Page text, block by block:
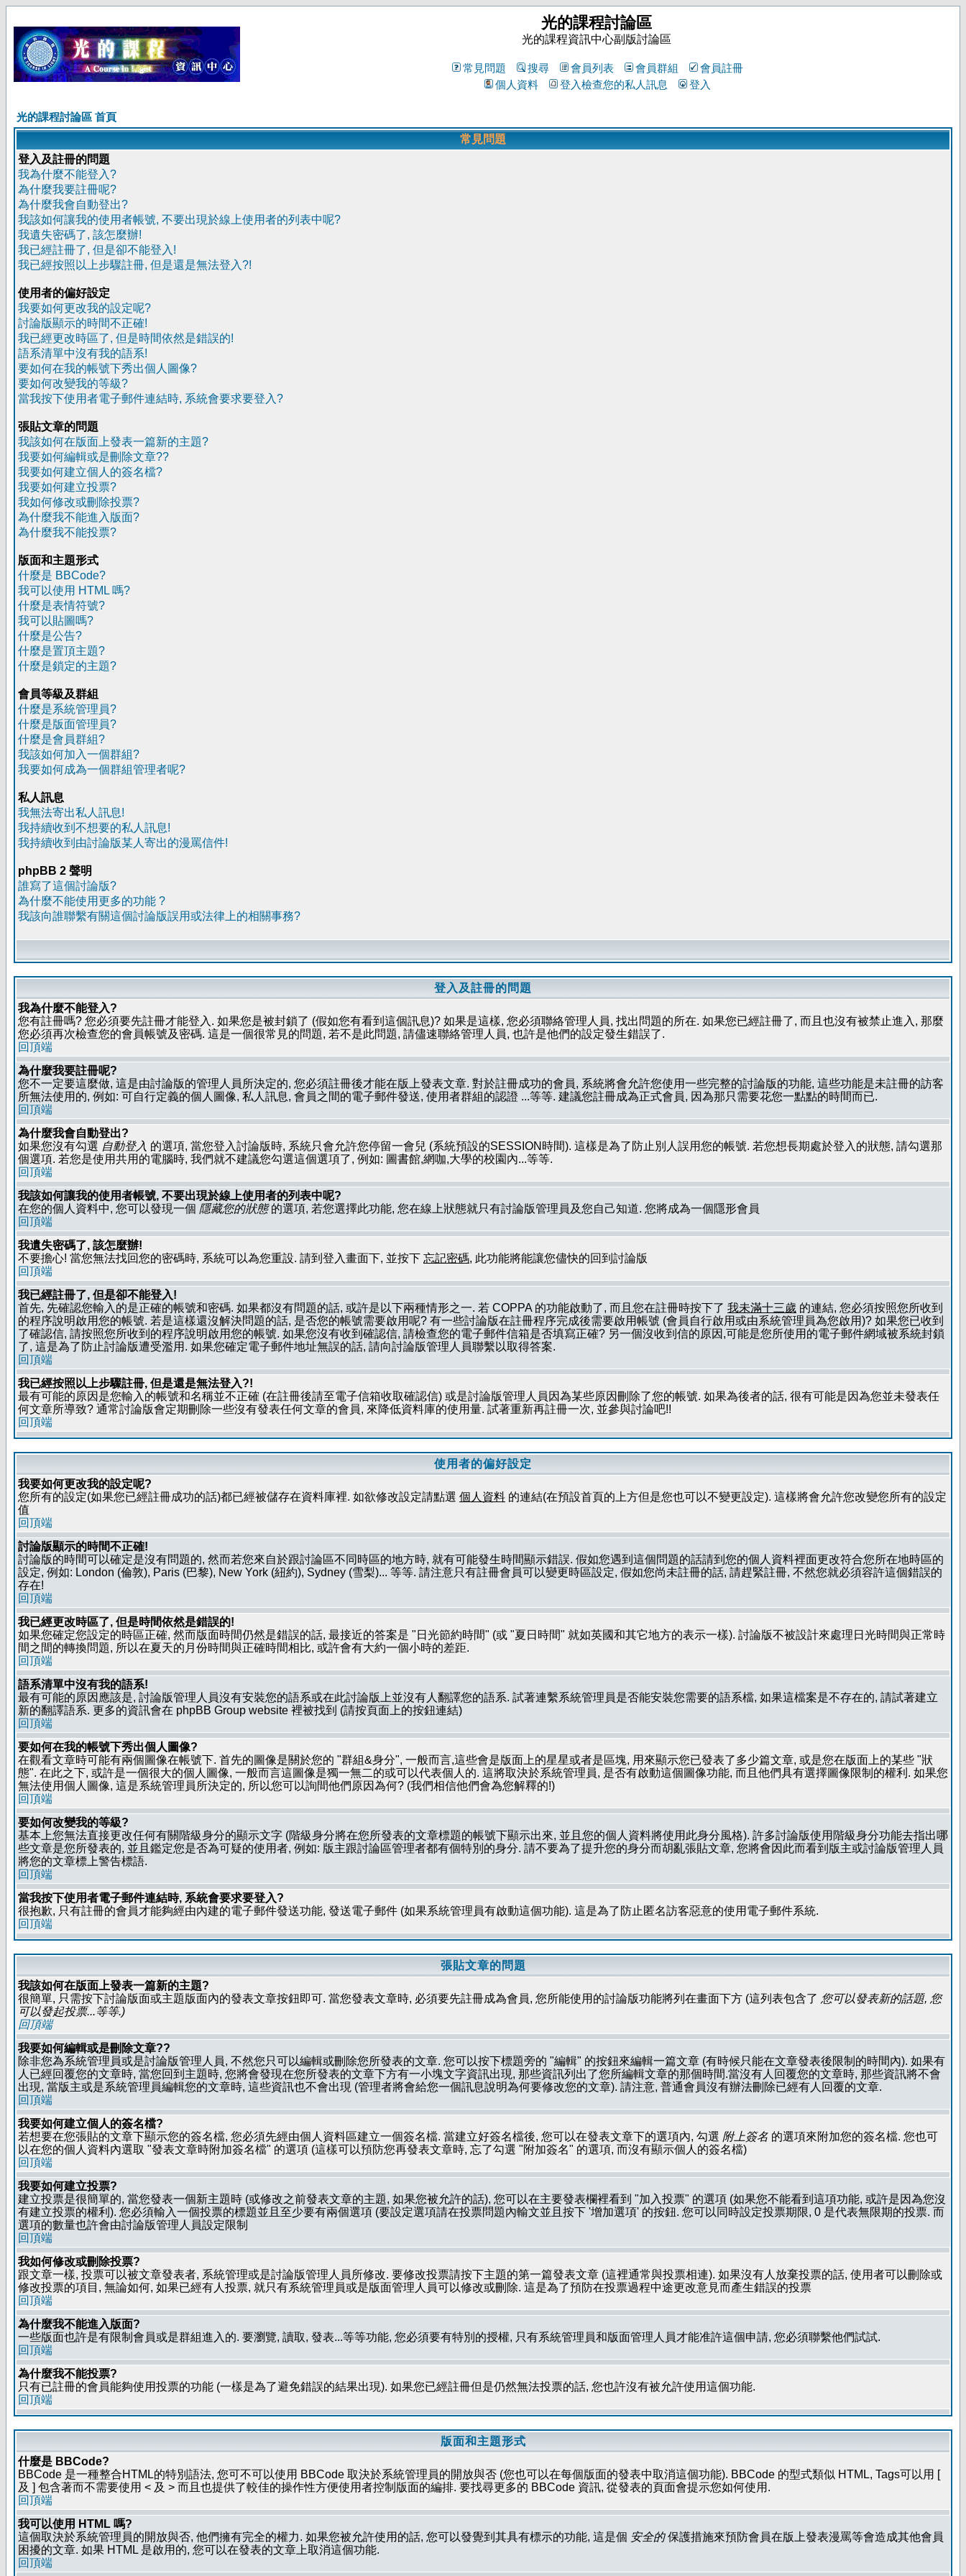
光的課程討論區
光的課程資訊中心副版討論區
常見問題 搜尋 會員列表 會員群組
會員註冊
個人資料
登入檢查您的私人訊息 登入
光的課程討論區 首頁
常見問題
登入及註冊的問題
我為什麼不能登入?
為什麼我要註冊呢?
為什麼我會自動登出?
我該如何讓我的使用者帳號, 不要出現於線上使用者的列表中呢?
我遺失密碼了, 該怎麼辦!
我已經註冊了, 但是卻不能登入!
我已經按照以上步驟註冊, 但是還是無法登入?!
使用者的偏好設定
我要如何更改我的設定呢?
討論版顯示的時間不正確!
我已經更改時區了, 但是時間依然是錯誤的!
語系清單中沒有我的語系!
要如何在我的帳號下秀出個人圖像?
要如何改變我的等級?
當我按下使用者電子郵件連結時, 系統會要求要登入?
張貼文章的問題
我該如何在版面上發表一篇新的主題?
我要如何編輯或是刪除文章??
我要如何建立個人的簽名檔?
我要如何建立投票?
我如何修改或刪除投票?
為什麼我不能進入版面?
為什麼我不能投票?
版面和主題形式
什麼是 BBCode?
我可以使用 HTML 嗎?
什麼是表情符號?
我可以貼圖嗎?
什麼是公告?
什麼是置頂主題?
什麼是鎖定的主題?
會員等級及群組
什麼是系統管理員?
什麼是版面管理員?
什麼是會員群組?
我該如何加入一個群組?
我要如何成為一個群組管理者呢?
私人訊息
我無法寄出私人訊息!
我持續收到不想要的私人訊息!
我持續收到由討論版某人寄出的漫罵信件!
phpBB 2 聲明
誰寫了這個討論版?
為什麼不能使用更多的功能 ?
我該向誰聯繫有關這個討論版誤用或法律上的相關事務?
登入及註冊的問題
我為什麼不能登入?
您有註冊嗎? 您必須要先註冊才能登入. 如果您是被封鎖了 (假如您有看到這個訊息)? 如果是這樣, 您必須聯絡管理人員, 找出問題的所在. 如果您已經註冊了, 而且也沒有被禁止進入, 那麼
您必須再次檢查您的會員帳號及密碼. 這是一個很常見的問題, 若不是此問題, 請儘速聯絡管理人員, 也許是他們的設定發生錯誤了.
回頂端
為什麼我要註冊呢?
您不一定要這麼做, 這是由討論版的管理人員所決定的, 您必須註冊後才能在版上發表文章. 對於註冊成功的會員, 系統將會允許您使用一些完整的討論版的功能, 這些功能是未註冊的訪客
所無法使用的, 例如: 可自行定義的個人圖像, 私人訊息, 會員之間的電子郵件發送, 使用者群組的認證 ...等等. 建議您註冊成為正式會員, 因為那只需要花您一點點的時間而已.
回頂端
為什麼我會自動登出?
如果您沒有勾選 自動登入 的選項, 當您登入討論版時, 系統只會允許您停留一會兒 (系統預設的SESSION時間). 這樣是為了防止別人誤用您的帳號. 若您想長期處於登入的狀態, 請勾選那
個選項. 若您是使用共用的電腦時, 我們就不建議您勾選這個選項了, 例如: 圖書館,網咖,大學的校園內...等等.
回頂端
我該如何讓我的使用者帳號, 不要出現於線上使用者的列表中呢?
在您的個人資料中, 您可以發現一個 隱藏您的狀態的選項, 若您選擇此功能, 您在線上狀態就只有討論版管理員及您自己知道. 您將成為一個隱形會員
回頂端
我遺失密碼了, 該怎麼辦!
不要擔心! 當您無法找回您的密碼時, 系統可以為您重設. 請到登入畫面下, 並按下 忘記密碼, 此功能將能讓您儘快的回到討論版
回頂端
我已經註冊了, 但是卻不能登入!
首先, 先確認您輸入的是正確的帳號和密碼. 如果都沒有問題的話, 或許是以下兩種情形之一. 若 COPPA 的功能啟動了, 而且您在註冊時按下了 我未滿十三歲 的連結, 您必須按照您所收到
的程序說明啟用您的帳號. 若是這樣還沒解決問題的話, 是否您的帳號需要啟用呢? 有一些討論版在註冊程序完成後需要啟用帳號 (會員自行啟用或由系統管理員為您啟用)? 如果您已收到
了確認信, 請按照您所收到的程序說明啟用您的帳號. 如果您沒有收到確認信, 請檢查您的電子郵件信箱是否填寫正確? 另一個沒收到信的原因,可能是您所使用的電子郵件網域被系統封鎖
了, 這是為了防止討論版遭受濫用. 如果您確定電子郵件地址無誤的話, 請向討論版管理人員聯繫以取得答案.
回頂端
我已經按照以上步驟註冊, 但是還是無法登入?!
最有可能的原因是您輸入的帳號和名稱並不正確 (在註冊後請至電子信箱收取確認信) 或是討論版管理人員因為某些原因刪除了您的帳號. 如果為後者的話, 很有可能是因為您並未發表任
何文章所導致? 通常討論版會定期刪除一些沒有發表任何文章的會員, 來降低資料庫的使用量. 試著重新再註冊一次, 並參與討論吧!!
回頂端
使用者的偏好設定
我要如何更改我的設定呢?
您所有的設定(如果您已經註冊成功的話)都已經被儲存在資料庫裡. 如欲修改設定請點選 個人資料 的連結(在預設首頁的上方但是您也可以不變更設定). 這樣將會允許您改變您所有的設定
值
回頂端
討論版顯示的時間不正確!
討論版的時間可以確定是沒有問題的, 然而若您來自於跟討論區不同時區的地方時, 就有可能發生時間顯示錯誤. 假如您遇到這個問題的話請到您的個人資料裡面更改符合您所在地時區的
設定, 例如: London (倫敦), Paris (巴黎), New York (紐約), Sydney (雪梨)... 等等. 請注意只有註冊會員可以變更時區設定, 假如您尚未註冊的話, 請趕緊註冊, 不然您就必須容許這個錯誤的
存在!
回頂端
我已經更改時區了, 但是時間依然是錯誤的!
如果您確定您設定的時區正確, 然而版面時間仍然是錯誤的話, 最接近的答案是 "日光節約時間" (或 "夏日時間" 就如英國和其它地方的表示一樣). 討論版不被設計來處理日光時間與正常時
間之間的轉換問題, 所以在夏天的月份時間與正確時間相比, 或許會有大約一個小時的差距.
回頂端
語系清單中沒有我的語系!
最有可能的原因應該是, 討論版管理人員沒有安裝您的語系或在此討論版上並沒有人翻譯您的語系. 試著連繫系統管理員是否能安裝您需要的語系檔, 如果這檔案是不存在的, 請試著建立
新的翻譯語系. 更多的資訊會在 phpBB Group website 裡被找到 (請按頁面上的按鈕連結)
回頂端
要如何在我的帳號下秀出個人圖像?
在觀看文章時可能有兩個圖像在帳號下. 首先的圖像是關於您的 "群組&身分", 一般而言,這些會是版面上的星星或者是區塊, 用來顯示您已發表了多少篇文章, 或是您在版面上的某些 "狀
態". 在此之下, 或許是一個很大的個人圖像, 一般而言這圖像是獨一無二的或可以代表個人的. 這將取決於系統管理員, 是否有啟動這個圖像功能, 而且他們具有選擇圖像限制的權利. 如果您
無法使用個人圖像, 這是系統管理員所決定的, 所以您可以詢間他們原因為何? (我們相信他們會為您解釋的!)
回頂端
要如何改變我的等級?
基本上您無法直接更改任何有關階級身分的顯示文字 (階級身分將在您所發表的文章標題的帳號下顯示出來, 並且您的個人資料將使用此身分風格). 許多討論版使用階級身分功能去指出哪
些文章是您所發表的, 並且鑑定您是否為可疑的使用者, 例如: 版主跟討論區管理者都有個特別的身分. 請不要為了提升您的身分而胡亂張貼文章, 您將會因此而看到版主或討論版管理人員
將您的文章標上警告標語.
回頂端
當我按下使用者電子郵件連結時, 系統會要求要登入?
很抱歉, 只有註冊的會員才能夠經由內建的電子郵件發送功能, 發送電子郵件 (如果系統管理員有啟動這個功能). 這是為了防止匿名訪客惡意的使用電子郵件系統.
回頂端
張貼文章的問題
我該如何在版面上發表一篇新的主題?
很簡單, 只需按下討論版面或主題版面內的發表文章按鈕即可. 當您發表文章時, 必須要先註冊成為會員, 您所能使用的討論版功能將列在畫面下方 (這列表包含了 您可以發表新的話題, 您
可以發起投票...等等.)
回頂端
我要如何編輯或是刪除文章??
除非您為系統管理員或是討論版管理人員, 不然您只可以編輯或刪除您所發表的文章. 您可以按下標題旁的 "編輯" 的按鈕來編輯一篇文章 (有時候只能在文章發表後限制的時間內). 如果有
人已經回覆您的文章時, 當您回到主題時, 您將會發現在您所發表的文章下方有一小塊文字資訊出現, 那些資訊列出了您所編輯文章的那個時間.當沒有人回覆您的文章時, 那些資訊將不會
出現, 當版主或是系統管理員編輯您的文章時, 這些資訊也不會出現 (管理者將會給您一個訊息說明為何要修改您的文章). 請注意, 普通會員沒有辦法刪除已經有人回覆的文章.
回頂端
我要如何建立個人的簽名檔?
若想要在您張貼的文章下顯示您的簽名檔, 您必須先經由個人資料區建立一個簽名檔. 當建立好簽名檔後, 您可以在發表文章下的選項內, 勾選 附上簽名 的選項來附加您的簽名檔. 您也可
以在您的個人資料內選取 "發表文章時附加簽名檔" 的選項 (這樣可以預防您再發表文章時, 忘了勾選 "附加簽名" 的選項, 而沒有顯示個人的簽名檔)
回頂端
我要如何建立投票?
建立投票是很簡單的, 當您發表一個新主題時 (或修改之前發表文章的主題, 如果您被允許的話), 您可以在主要發表欄裡看到 "加入投票" 的選項 (如果您不能看到這項功能, 或許是因為您沒
有建立投票的權利). 您必須輸入一個投票的標題並且至少要有兩個選項 (要設定選項請在投票問題內輸文並且按下 '增加選項' 的按鈕. 您可以同時設定投票期限, 0 是代表無限期的投票. 而
選項的數量也許會由討論版管理人員設定限制
回頂端
我如何修改或刪除投票?
跟文章一樣, 投票可以被文章發表者, 系統管理或是討論版管理人員所修改. 要修改投票請按下主題的第一篇發表文章 (這裡通常與投票相連). 如果沒有人放棄投票的話, 使用者可以刪除或
修改投票的項目, 無論如何, 如果已經有人投票, 就只有系統管理員或是版面管理人員可以修改或刪除. 這是為了預防在投票過程中途更改意見而產生錯誤的投票
回頂端
為什麼我不能進入版面?
一些版面也許是有限制會員或是群組進入的. 要瀏覽, 讀取, 發表...等等功能, 您必須要有特別的授權, 只有系統管理員和版面管理人員才能准許這個申請, 您必須聯繫他們試試.
回頂端
為什麼我不能投票?
只有已註冊的會員能夠使用投票的功能 (一樣是為了避免錯誤的結果出現). 如果您已經註冊但是仍然無法投票的話, 您也許沒有被允許使用這個功能.
回頂端
版面和主題形式
什麼是 BBCode?
BBCode 是一種整合HTML的特別語法, 您可不可以使用 BBCode 取決於系統管理員的開放與否 (您也可以在每個版面的發表中取消這個功能). BBCode 的型式類似 HTML, Tags可以用 [
及 ] 包含著而不需要使用 < 及 > 而且也提供了較佳的操作性方便使用者控制版面的編排. 要找尋更多的 BBCode 資訊, 從發表的頁面會提示您如何使用.
回頂端
我可以使用 HTML 嗎?
這個取決於系統管理員的開放與否, 他們擁有完全的權力. 如果您被允許使用的話, 您可以發覺到其具有標示的功能, 這是個 安全的保護措施來預防會員在版上發表漫罵等會造成其他會員
困擾的文章. 如果 HTML 是啟用的, 您可以在發表的文章上取消這個功能.
回頂端